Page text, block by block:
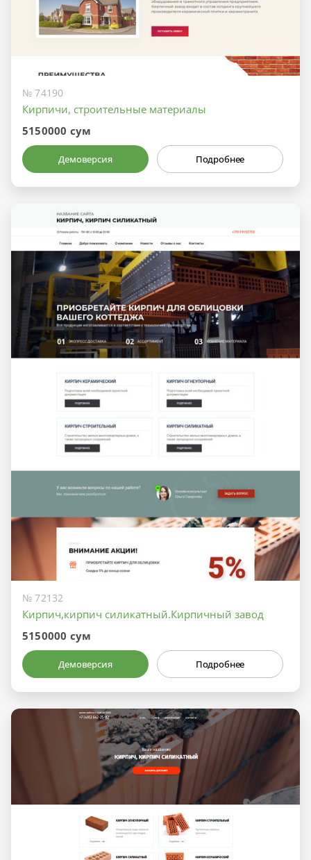
№ 74190
Кирпичи, строительные материалы
5150000 сум
Демоверсия Подробнее
№ 72132
Кирпич,кирпич силикатный.Кирпичный завод
5150000 сум
Демоверсия Подробнее